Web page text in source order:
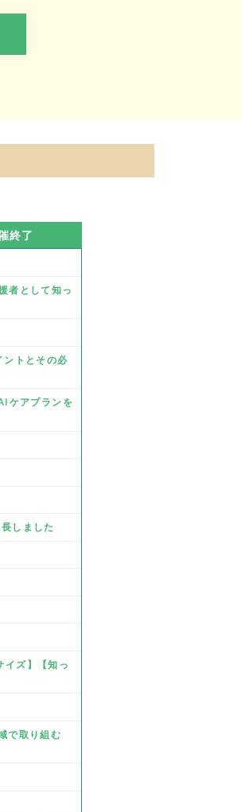
終了
者として知っ
トとその必
ケアプランを
しました
ズ】【知っ
で取り組む